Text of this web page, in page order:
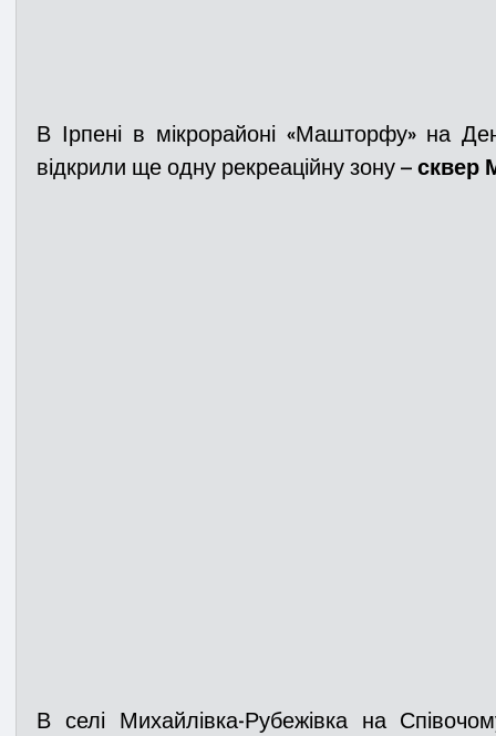
В Ірпені в мікрорайоні «Машторфу» на
відкрили ще одну рекреаційну зону – сквер
В селі Михайлівка-Рубежівка на